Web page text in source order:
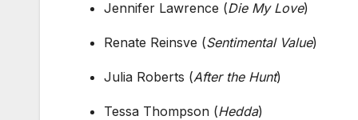
Jennifer Lawrence (Die My Love)
Renate Reinsve (Sentimental Value)
Julia Roberts (After the Hunt)
Tessa Thompson (Hedda)